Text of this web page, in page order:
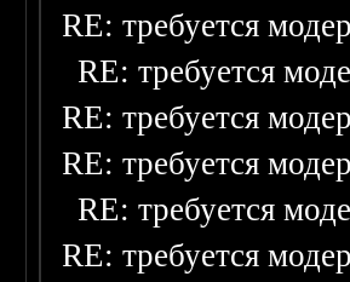
RE: требуется
RE: требуется
RE: требуется
RE: требуется
RE: требуется
RE: требуется